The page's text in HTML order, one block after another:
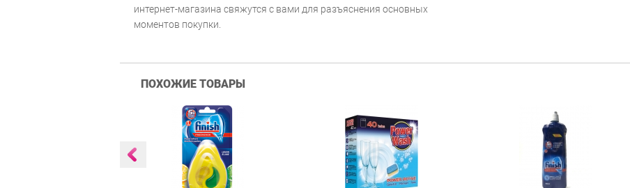
интернет-магазина свяжутся с вами для разъяснения основных
моментов покупки.
ПОХОЖИЕ ТОВАРЫ